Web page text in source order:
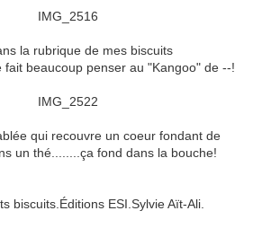
la rubrique de mes biscuits
beaucoup penser au "Kangoo" de --!
qui recouvre un coeur fondant de
un thé........ça fond dans la bouche!
biscuits.Éditions ESI.Sylvie Aït-Ali.